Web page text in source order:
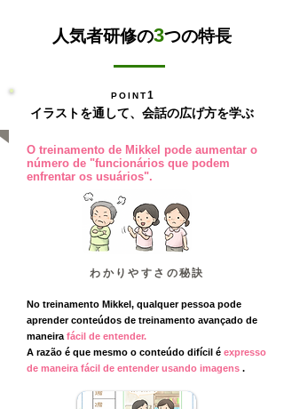
人気者研修の3つの特長
POINT1
イラストを通して、会話の広げ方を学ぶ
O treinamento de Mikkel pode aumentar o
número de "funcionários que podem
enfrentar os usuários".
わかりやすさの秘訣
No treinamento Mikkel, qualquer pessoa pode
aprender conteúdos de treinamento avançado de
maneira fácil de entender.
A razão é que mesmo o conteúdo difícil é expresso
de maneira fácil de entender usando imagens .